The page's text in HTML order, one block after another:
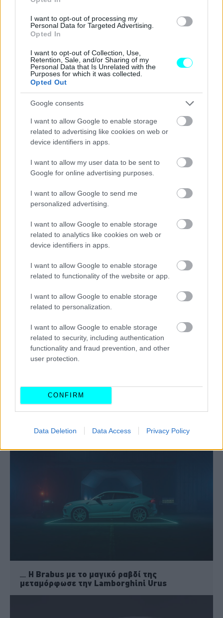
I want to opt-out of processing my
Personal Data for Targeted Advertising.
Opted In
I want to opt-out of Collection, Use,
Retention, Sale, and/or Sharing of my
Personal Data that Is Unrelated with the
Purposes for which it was collected.
Opted Out
Google consents
I want to allow Google to enable storage
related to advertising like cookies on web or
device identifiers in apps.
I want to allow my user data to be sent to
Google for online advertising purposes.
I want to allow Google to send me
personalized advertising.
I want to allow Google to enable storage
related to analytics like cookies on web or
device identifiers in apps.
I want to allow Google to enable storage
related to functionality of the website or app.
I want to allow Google to enable storage
related to personalization.
I want to allow Google to enable storage
related to security, including authentication
functionality and fraud prevention, and other
user protection.
CONFIRM
Data Deletion Data Access Privacy Policy
Θέλετε κάτι ακόμα καλύτερο; Τότε επιλέξτε από τις
πολύχρωμες εκδόσεις, οι οποίες θα κατασκευαστούν
10από κάθε χρώμα. Είναι οι«Fusion
»,
Superviolet », «Peetch»και«Desert
κόστος32.500 ευρώ,προ των φόρων.
ΔΙΑΒΑΣΤΕ ΕΠΙΣΗΣ
Η Brabus με το μαγικό ραβδί της
μεταμόρφωσε την Lamborghini Urus